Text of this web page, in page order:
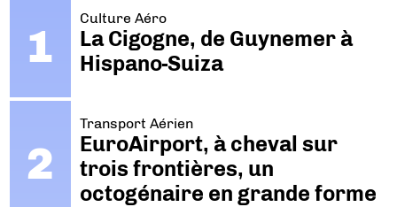
Culture Aéro
La Cigogne, de Guynemer à
Hispano-Suiza
Transport Aérien
EuroAirport, à cheval sur
trois frontières, un
octogénaire en grande forme